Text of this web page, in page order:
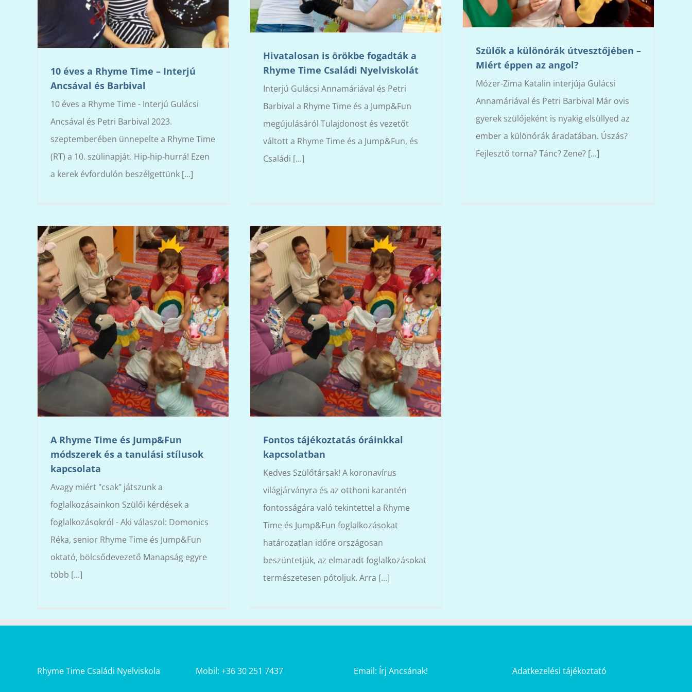
10 éves a Rhyme Time – Interjú
Ancsával és Barbival
10 éves a Rhyme Time - Interjú Gulácsi
Ancsával és Petri Barbival 2023.
szeptemberében ünnepelte a Rhyme Time
(RT) a 10. szülinapját. Hip-hip-hurrá! Ezen
a kerek évfordulón beszélgettünk [...]
Hivatalosan is örökbe fogadták a
Rhyme Time Családi Nyelviskolát
Interjú Gulácsi Annamáriával és Petri
Barbival a Rhyme Time és a Jump&Fun
megújulásáról Tulajdonost és vezetőt
váltott a Rhyme Time és a Jump&Fun, és
Családi [...]
Szülők a különórák útvesztőjében –
Miért éppen az angol?
Mózer-Zima Katalin interjúja Gulácsi
Annamáriával és Petri Barbival Már ovis
gyerek szülőjeként is nyakig elsüllyed az
ember a különórák áradatában. Úszás?
Fejlesztő torna? Tánc? Zene? [...]
A Rhyme Time és Jump&Fun
módszerek és a tanulási stílusok
kapcsolata
Avagy miért "csak" játszunk a
foglalkozásainkon Szülői kérdések a
foglalkozásokról - Aki válaszol: Domonics
Réka, senior Rhyme Time és Jump&Fun
oktató, bölcsődevezető Manapság egyre
több [...]
Fontos tájékoztatás óráinkkal
kapcsolatban
Kedves Szülőtársak! A koronavírus
világjárványra és az otthoni karantén
fontosságára való tekintettel a Rhyme
Time és Jump&Fun foglalkozásokat
határozatlan időre országosan
beszüntetjük, az elmaradt foglalkozásokat
természetesen pótoljuk. Arra [...]
Rhyme Time Családi Nyelviskola Mobil: +36 30 251 7437 Email: Írj Ancsának! Adatkezelési tájékoztató